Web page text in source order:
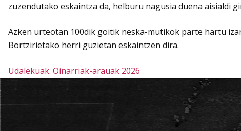
zuzendutako eskaintza da, helburu nagusia duena aisialdi
Azken urteotan 100dik goitik neska-mutikok parte hartu
Bortzirietako herri guzietan eskaintzen dira.
Udalekuak. Oinarriak-arauak 2026